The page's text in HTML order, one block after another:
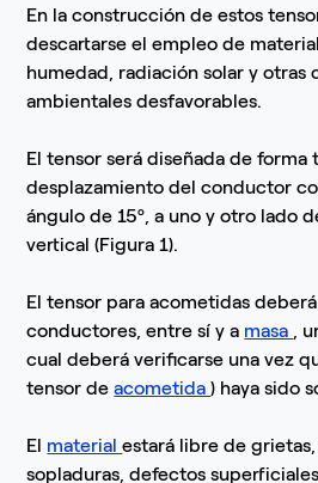
En la construcción de estos
descartarse el empleo de
humedad, radiación solar y otras
ambientales desfavorables.
El tensor será diseñada de
desplazamiento del conductor
ángulo de 15º, a uno y otro lado
vertical (Figura 1).
El tensor para acometidas
conductores, entre sí y a masa
,
cual deberá verificarse una vez
tensor deacometida) haya sido
El materialestará libre de grietas,
sopladuras, defectos